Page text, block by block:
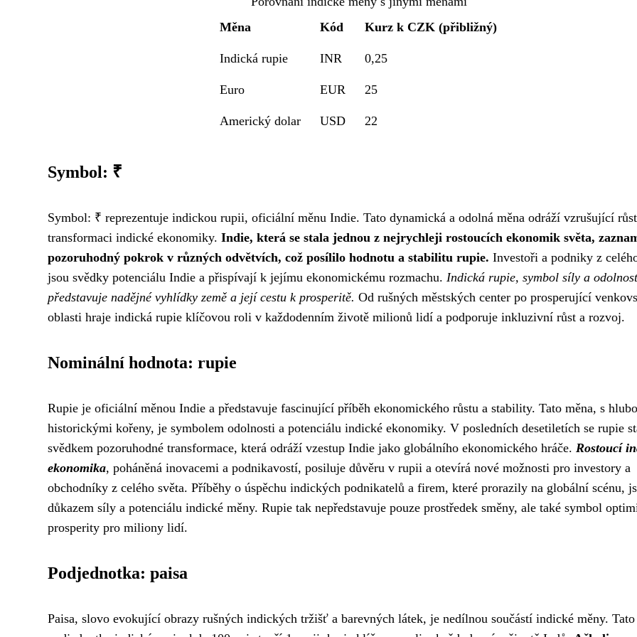
Měna
Kód Kurz k CZK (přibližný)
Indická rupie INR 0,25
Euro EUR 25
Americký dolar USD 22
Symbol: ₹
Symbol: ₹ reprezentuje indickou rupii, oficiální měnu Indie. Tato dynamická a odolná měna odráží vzrušující
transformaci indické ekonomiky. Indie, která se stala jednou z nejrychleji rostoucích ekonomik světa,
pozoruhodný pokrok v různých odvětvích, což posílilo hodnotu a stabilitu rupie. Investoři a podniky z
jsou svědky potenciálu Indie a přispívají k jejímu ekonomickému rozmachu. Indická rupie, symbol síly a
představuje nadějné vyhlídky země a její cestu k prosperitě. Od rušných městských center po prosperující
oblasti hraje indická rupie klíčovou roli v každodenním životě milionů lidí a podporuje inkluzivní růst a rozvoj.
Nominální hodnota: rupie
Rupie je oficiální měnou Indie a představuje fascinující příběh ekonomického růstu a stability. Tato měna, s
historickými kořeny, je symbolem odolnosti a potenciálu indické ekonomiky. V posledních desetiletích se rupie
svědkem pozoruhodné transformace, která odráží vzestup Indie jako globálního ekonomického hráče. Rostoucí
ekonomika, poháněná inovacemi a podnikavostí, posiluje důvěru v rupii a otevírá nové možnosti pro investory a
obchodníky z celého světa. Příběhy o úspěchu indických podnikatelů a firem, které prorazily na globální scénu,
důkazem síly a potenciálu indické měny. Rupie tak nepředstavuje pouze prostředek směny, ale také symbol
prosperity pro miliony lidí.
Podjednotka: paisa
Paisa, slovo evokující obrazy rušných indických tržišť a barevných látek, je nedílnou součástí indické měny. Tato